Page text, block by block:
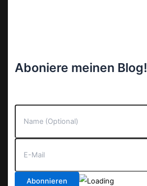
Aboniere meinen Blog!